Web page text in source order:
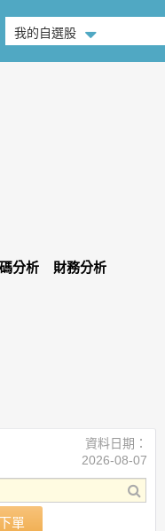
我的自選股
分析 財務分析
單
資料日期：
2026-08-07